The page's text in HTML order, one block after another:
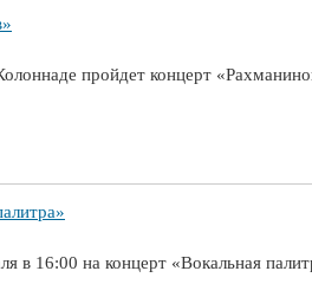
пройдет концерт
в 16:00 на концерт «Вокальная